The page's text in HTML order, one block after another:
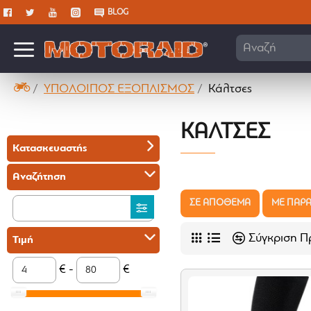
BLOG
Αναζήτηση
ΥΠΟΛΟΙΠΟΣ ΕΞΟΠΛΙΣΜΟΣ Κάλτσες
Κατασκευαστής
Αναζήτηση
Τιμή
€ - €
ΚΆΛΤΣΕΣ
ΣΕ ΑΠΟΘΕΜΑ ΜΕ
Σύγκριση